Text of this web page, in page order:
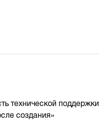
технической поддержки
создания»